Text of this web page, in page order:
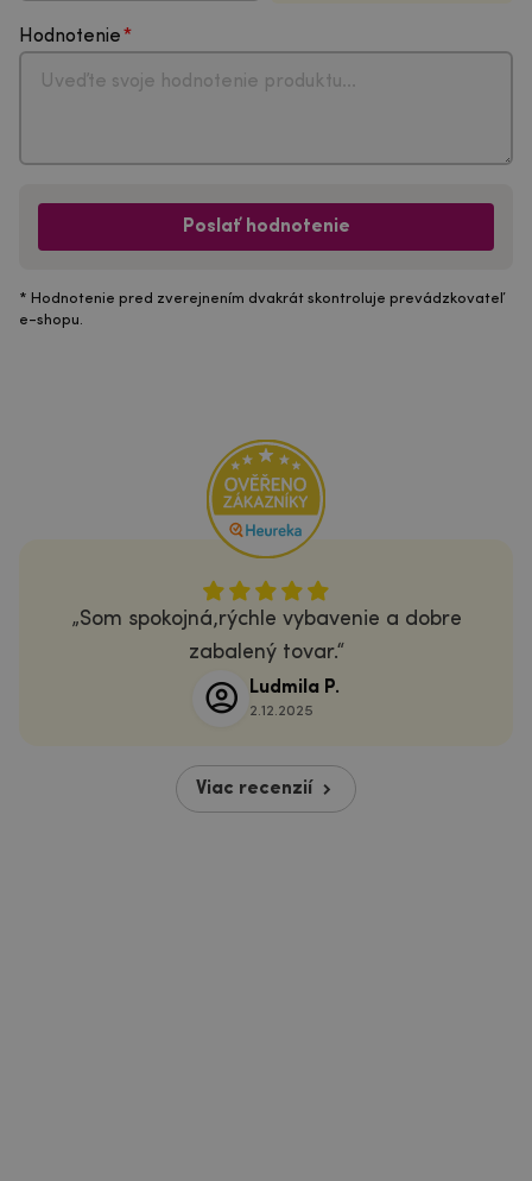
Hodnotenie
Poslať hodnotenie
* Hodnotenie pred zverejnením dvakrát skontroluje prevádzkovateľ
e-shopu.
Som spokojná,rýchle vybavenie a dobre
zabalený tovar.
Ludmila P.
2.12.2025
Viac recenzií